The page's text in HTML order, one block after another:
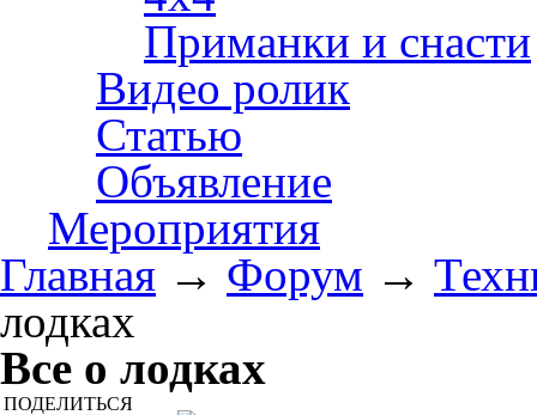
Приманки и снасти
Видео ролик
Статью
Объявление
Мероприятия
Главная → Форум →
лодках
Все о лодках
ПОДЕЛИТЬСЯ